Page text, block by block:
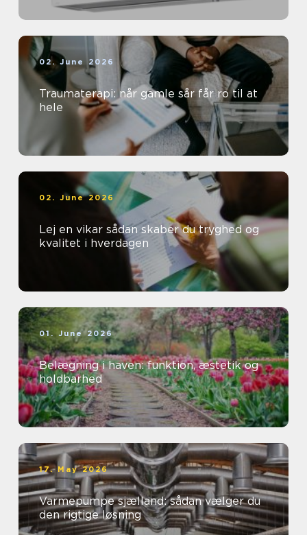
02. June 2026
Traumaterapi: når gamle sår får ro til at
hele
02. June 2026
Lej en vikar sådan skaber du tryghed og
kvalitet i hverdagen
01. June 2026
Belægning i haven: funktion, æstetik og
holdbarhed
17. May 2026
Varmepumpe sjælland: sådan vælger du
den rigtige løsning